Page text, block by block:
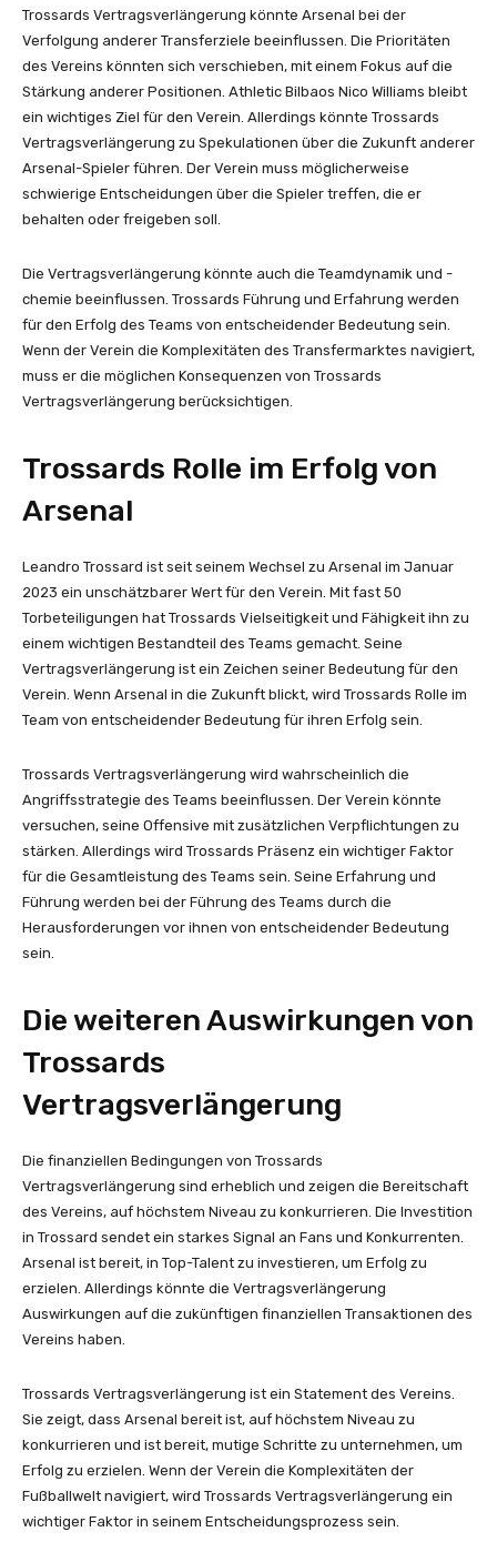
Trossards Vertragsverlängerung könnte Arsenal bei der
Verfolgung anderer Transferziele beeinflussen. Die Prioritäten
des Vereins könnten sich verschieben, mit einem Fokus auf die
Stärkung anderer Positionen. Athletic Bilbaos Nico Williams bleibt
ein wichtiges Ziel für den Verein. Allerdings könnte Trossards
Vertragsverlängerung zu Spekulationen über die Zukunft anderer
Arsenal-Spieler führen. Der Verein muss möglicherweise
schwierige Entscheidungen über die Spieler treffen, die er
behalten oder freigeben soll.
Die Vertragsverlängerung könnte auch die Teamdynamik und -
chemie beeinflussen. Trossards Führung und Erfahrung werden
für den Erfolg des Teams von entscheidender Bedeutung sein.
Wenn der Verein die Komplexitäten des Transfermarktes navigiert,
muss er die möglichen Konsequenzen von Trossards
Vertragsverlängerung berücksichtigen.
Trossards Rolle im Erfolg von
Arsenal
Leandro Trossard ist seit seinem Wechsel zu Arsenal im Januar
2023 ein unschätzbarer Wert für den Verein. Mit fast 50
Torbeteiligungen hat Trossards Vielseitigkeit und Fähigkeit ihn zu
einem wichtigen Bestandteil des Teams gemacht. Seine
Vertragsverlängerung ist ein Zeichen seiner Bedeutung für den
Verein. Wenn Arsenal in die Zukunft blickt, wird Trossards Rolle im
Team von entscheidender Bedeutung für ihren Erfolg sein.
Trossards Vertragsverlängerung wird wahrscheinlich die
Angriffsstrategie des Teams beeinflussen. Der Verein könnte
versuchen, seine Offensive mit zusätzlichen Verpflichtungen zu
stärken. Allerdings wird Trossards Präsenz ein wichtiger Faktor
für die Gesamtleistung des Teams sein. Seine Erfahrung und
Führung werden bei der Führung des Teams durch die
Herausforderungen vor ihnen von entscheidender Bedeutung
sein.
Die weiteren Auswirkungen von
Trossards
Vertragsverlängerung
Die finanziellen Bedingungen von Trossards
Vertragsverlängerung sind erheblich und zeigen die Bereitschaft
des Vereins, auf höchstem Niveau zu konkurrieren. Die Investition
in Trossard sendet ein starkes Signal an Fans und Konkurrenten.
Arsenal ist bereit, in Top-Talent zu investieren, um Erfolg zu
erzielen. Allerdings könnte die Vertragsverlängerung
Auswirkungen auf die zukünftigen finanziellen Transaktionen des
Vereins haben.
Trossards Vertragsverlängerung ist ein Statement des Vereins.
Sie zeigt, dass Arsenal bereit ist, auf höchstem Niveau zu
konkurrieren und ist bereit, mutige Schritte zu unternehmen, um
Erfolg zu erzielen. Wenn der Verein die Komplexitäten der
Fußballwelt navigiert, wird Trossards Vertragsverlängerung ein
wichtiger Faktor in seinem Entscheidungsprozess sein.